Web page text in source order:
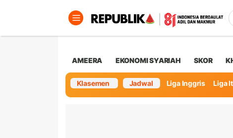
AMEERA EKONOMI SYARIAH SKOR
Klasemen Jadwal Liga Inggris Liga